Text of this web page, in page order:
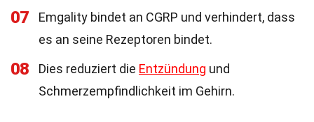
07
Emgality bindet an CGRP und verhindert, dass
es an seine Rezeptoren bindet.
08 Dies reduziert die Entzündung und
Schmerzempfindlichkeit im Gehirn.